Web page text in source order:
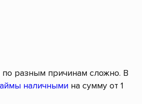
по разным причинам сложно. В
наличными на сумму от 1